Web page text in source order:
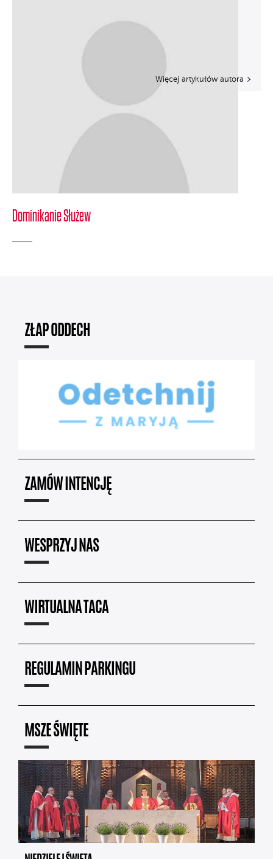
Dominikanie Służew
Więcej artykułów autora
ZŁAP ODDECH
ZAMÓW INTENCJĘ
WESPRZYJ NAS
WIRTUALNA TACA
REGULAMIN PARKINGU
MSZE ŚWIĘTE